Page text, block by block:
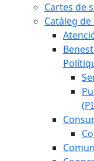
Cartes de
Catàleg de